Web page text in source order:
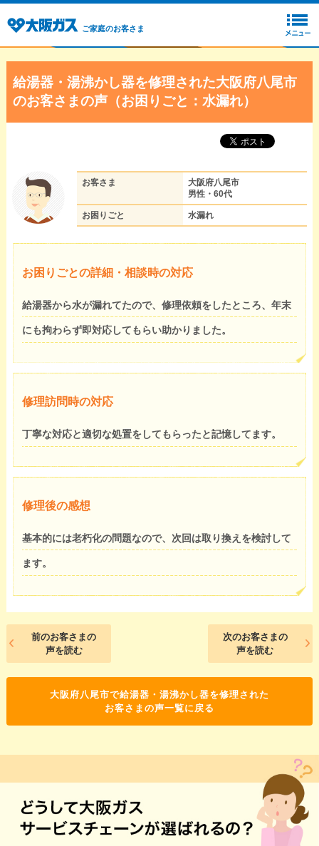
ご家庭のお客さま
給湯器・湯沸かし器を修理された大阪府八尾市
のお客さまの声（お困りごと：水漏れ）
お客さま
大阪府八尾市
男性・60代
お困りごと 水漏れ
お困りごとの詳細・相談時の対応
給湯器から水が漏れてたので、修理依頼をしたところ、年末
にも拘わらず即対応してもらい助かりました。
修理訪問時の対応
丁寧な対応と適切な処置をしてもらったと記憶してます。
修理後の感想
基本的には老朽化の問題なので、次回は取り換えを検討して
ます。
前のお客さまの
声を読む
次のお客さまの
声を読む
大阪府八尾市で給湯器・湯沸かし器を修理された
お客さまの声一覧に戻る